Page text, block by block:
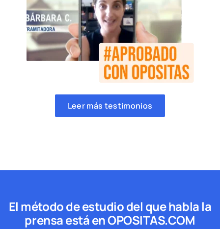
Leer más testimonios
El método de estudio del que habla la
prensa está en OPOSITAS.COM